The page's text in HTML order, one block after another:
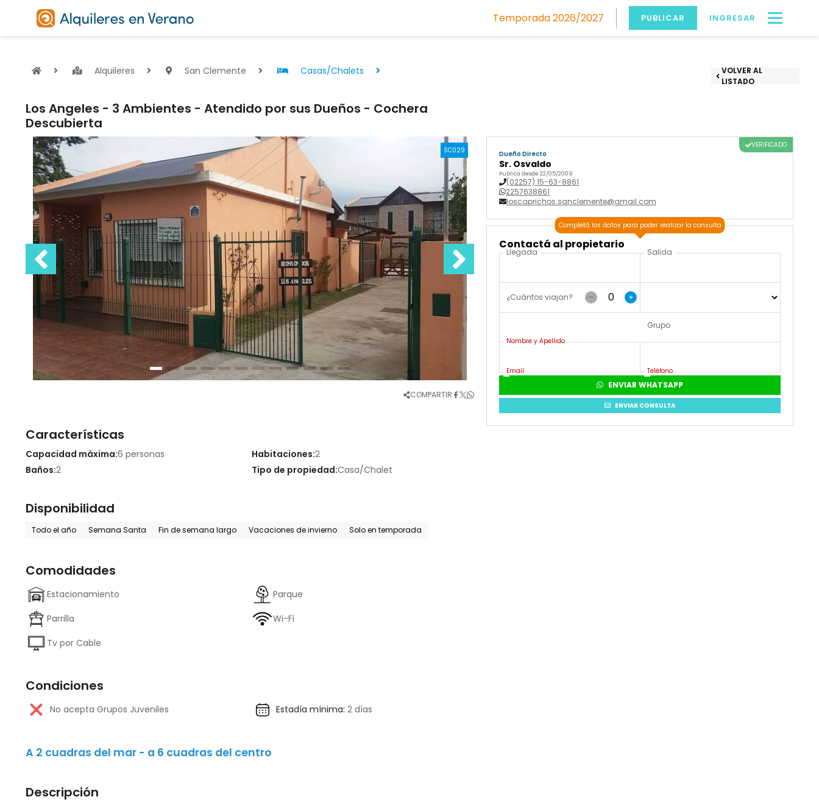
Temporada 2026/2027 PUBLICAR INGRESAR
Alquileres San Clemente Casas/Chalets
VOLVER AL
LISTADO
Los Angeles - 3 Ambientes - Atendido por sus Dueños - Cochera
Descubierta
SC029
COMPARTIR
Características
Capacidad máxima:6 personas Habitaciones:2
Baños:2 Tipo de propiedad:Casa/Chalet
Disponibilidad
Todo el año Semana Santa Fin de semana largo Vacaciones de invierno Solo en temporada
Comodidades
Estacionamiento
Parque
Parrilla
Wi-Fi
Tv por Cable
Condiciones
No acepta Grupos Juveniles Estadía mínima: 2 días
A 2 cuadras del mar - a 6 cuadras del centro
Descripción
Dueño Directo
Sr. Osvaldo
Publica desde 22/05/2009
(02257) 15-63-8861
2257638861
loscaprichos.sanclemente@gmail.com
VERIFICADO
Contactá al propietario
Completá los datos para poder realizar la consulta
Llegada Salida
– +
¿Cuántos viajan?
Grupo
Email Teléfono
Nombre y Apellido